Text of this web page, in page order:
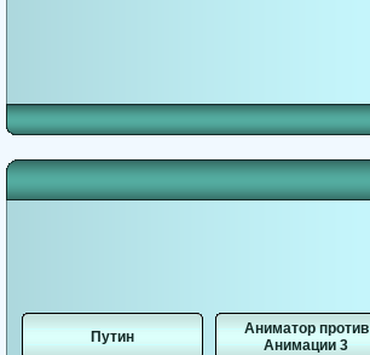
Путин
Аниматор против
Анимации 3